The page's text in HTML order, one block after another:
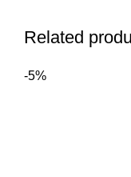
Related
-5%